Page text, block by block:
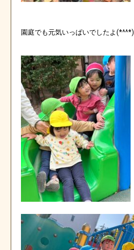
園庭でも元気いっぱいでしたよ(*^^*)